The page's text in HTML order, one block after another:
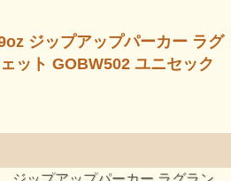
ジップアップパーカー ラグ
ット GOBW502 ユニセック